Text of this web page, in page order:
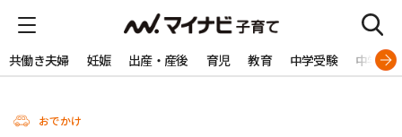
共働き夫婦 妊娠 出産・産後 育児 教育 中学受験 中学生
おでかけ